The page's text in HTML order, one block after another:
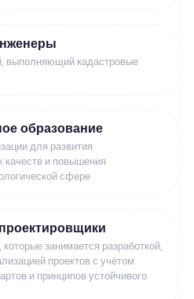
выполняющий кадастровые
образование
для развития
и повышения
сфере
которые занимается разработкой,
проектов с учётом
и принципов устойчивого